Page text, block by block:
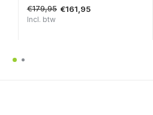
€179,95 €161,95
Incl. btw